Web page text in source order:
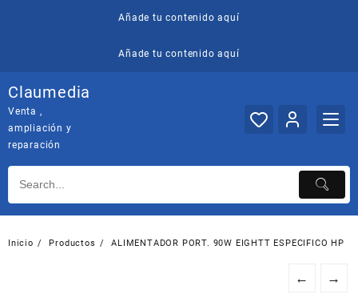
Añade tu contenido aquí
Añade tu contenido aquí
Claumedia
Venta ,
ampliación y
reparación
Inicio Productos ALIMENTADOR PORT. 90W EIGHTT ESPECIFICO HP
← →